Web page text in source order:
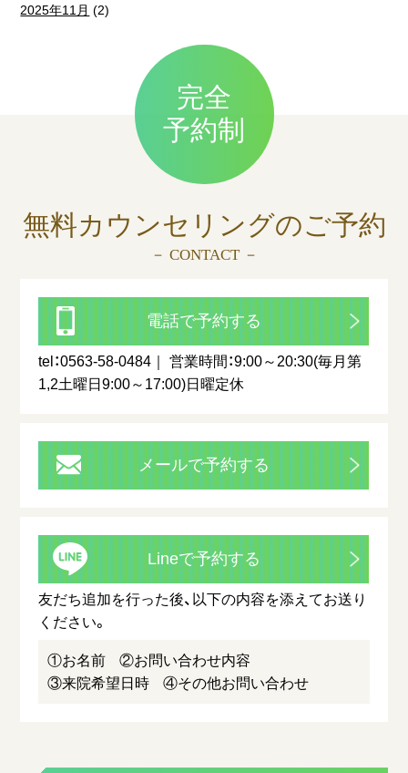
2025年11月 (2)
完全
予約制
無料カウンセリングのご予約
－ CONTACT －
電話で予約する
tel：0563-58-0484
営業時間：9:00～20:30(毎月第
1,2土曜日9:00～17:00)日曜定休
メールで予約する
Lineで予約する
友だち追加を行った後、以下の内容を添えてお送り
ください。
①お名前
②お問い合わせ内容
③来院希望日時
④その他お問い合わせ